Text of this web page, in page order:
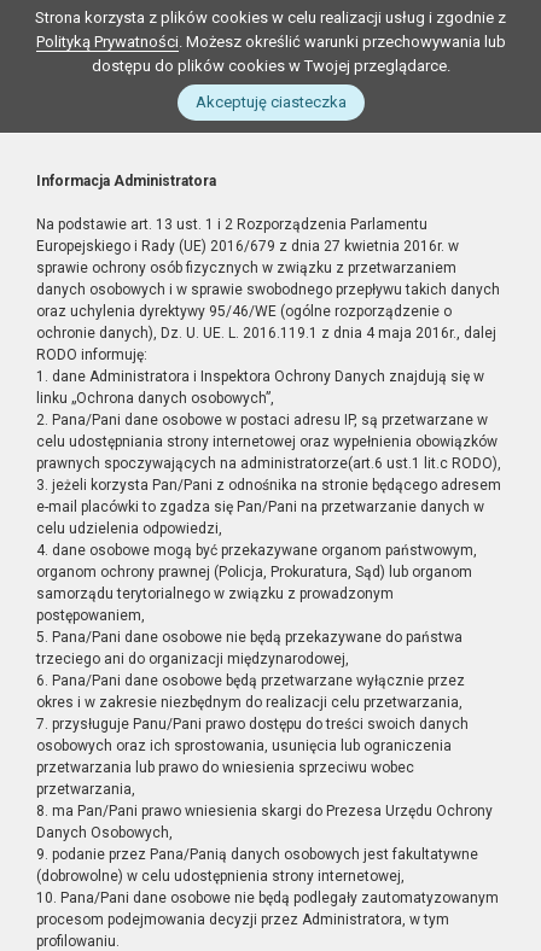
Strona korzysta z plików cookies w celu realizacji usług i zgodnie z
Polityką Prywatności. Możesz określić warunki przechowywania lub
dostępu do plików cookies w Twojej przeglądarce.
Akceptuję ciasteczka
Informacja Administratora
Na podstawie art. 13 ust. 1 i 2 Rozporządzenia Parlamentu
Europejskiego i Rady (UE) 2016/679 z dnia 27 kwietnia 2016r. w
sprawie ochrony osób fizycznych w związku z przetwarzaniem
danych osobowych i w sprawie swobodnego przepływu takich danych
oraz uchylenia dyrektywy 95/46/WE (ogólne rozporządzenie o
ochronie danych), Dz. U. UE. L. 2016.119.1 z dnia 4 maja 2016r., dalej
RODO informuję:
1. dane Administratora i Inspektora Ochrony Danych znajdują się w
linku „Ochrona danych osobowych”,
2. Pana/Pani dane osobowe w postaci adresu IP, są przetwarzane w
celu udostępniania strony internetowej oraz wypełnienia obowiązków
prawnych spoczywających na administratorze(art.6 ust.1 lit.c RODO),
3. jeżeli korzysta Pan/Pani z odnośnika na stronie będącego adresem
e-mail placówki to zgadza się Pan/Pani na przetwarzanie danych w
celu udzielenia odpowiedzi,
4. dane osobowe mogą być przekazywane organom państwowym,
organom ochrony prawnej (Policja, Prokuratura, Sąd) lub organom
samorządu terytorialnego w związku z prowadzonym
postępowaniem,
5. Pana/Pani dane osobowe nie będą przekazywane do państwa
trzeciego ani do organizacji międzynarodowej,
6. Pana/Pani dane osobowe będą przetwarzane wyłącznie przez
okres i w zakresie niezbędnym do realizacji celu przetwarzania,
7. przysługuje Panu/Pani prawo dostępu do treści swoich danych
osobowych oraz ich sprostowania, usunięcia lub ograniczenia
przetwarzania lub prawo do wniesienia sprzeciwu wobec
przetwarzania,
8. ma Pan/Pani prawo wniesienia skargi do Prezesa Urzędu Ochrony
Danych Osobowych,
9. podanie przez Pana/Panią danych osobowych jest fakultatywne
(dobrowolne) w celu udostępnienia strony internetowej,
10. Pana/Pani dane osobowe nie będą podlegały zautomatyzowanym
procesom podejmowania decyzji przez Administratora, w tym
profilowaniu.